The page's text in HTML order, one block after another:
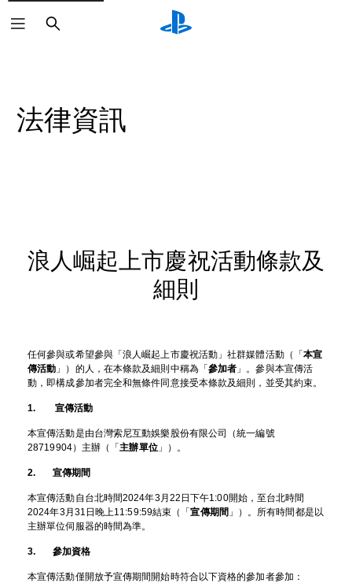
搜
尋
法律資訊
浪人崛起上市慶祝活動條款及
細則
任何參與或希望參與「浪人崛起上市慶祝活動」社群媒體活動（「 本宣
傳活動 」）的人，在本條款及細則中稱為「 參加者 」。參與本宣傳活
動，即構成參加者完全和無條件同意接受本條款及細則，並受其約束。
1. 宣傳活動
本宣傳活動是由台灣索尼互動娛樂股份有限公司（統一編號
28719904）主辦（「主辦單位」）。
2. 宣傳期間
本宣傳活動自台北時間2024年3月22日下午1:00開始，至台北時間
2024年3月31日晚上11:59:59結束（「宣傳期間 」）。所有時間都是以
主辦單位伺服器的時間為準。
3. 參加資格
本宣傳活動僅開放予宣傳期間開始時符合以下資格的參加者參加：